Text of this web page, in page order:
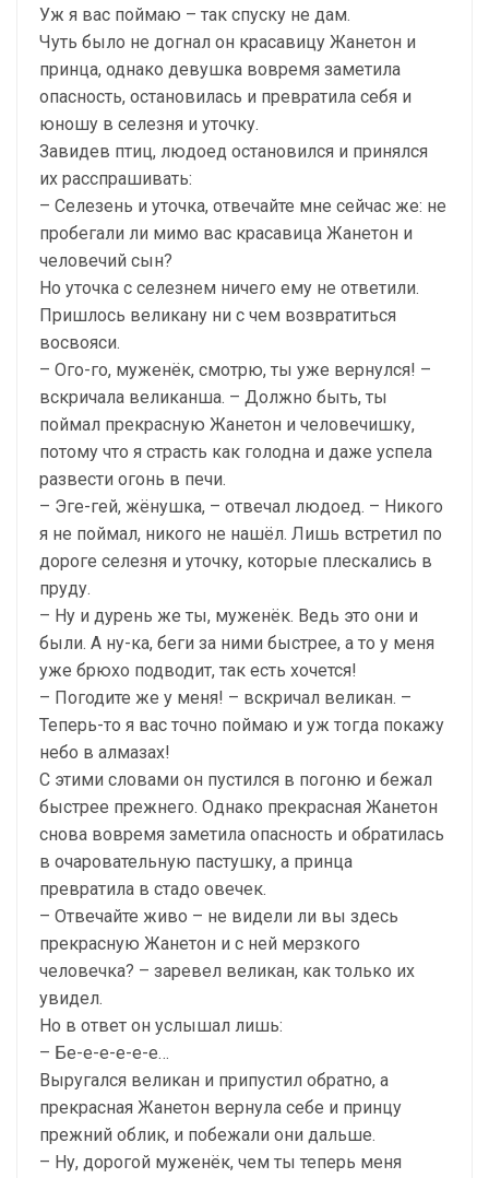
Уж я вас поймаю – так спуску не дам.
Чуть было не догнал он красавицу Жанетон и
принца, однако девушка вовремя заметила
опасность, остановилась и превратила себя и
юношу в селезня и уточку.
Завидев птиц, людоед остановился и принялся
их расспрашивать:
– Селезень и уточка, отвечайте мне сейчас же: не
пробегали ли мимо вас красавица Жанетон и
человечий сын?
Но уточка с селезнем ничего ему не ответили.
Пришлось великану ни с чем возвратиться
восвояси.
– Ого-го, муженёк, смотрю, ты уже вернулся! –
вскричала великанша. – Должно быть, ты
поймал прекрасную Жанетон и человечишку,
потому что я страсть как голодна и даже успела
развести огонь в печи.
– Эге-гей, жёнушка, – отвечал людоед. – Никого
я не поймал, никого не нашёл. Лишь встретил по
дороге селезня и уточку, которые плескались в
пруду.
– Ну и дурень же ты, муженёк. Ведь это они и
были. А ну-ка, беги за ними быстрее, а то у меня
уже брюхо подводит, так есть хочется!
– Погодите же у меня! – вскричал великан. –
Теперь-то я вас точно поймаю и уж тогда покажу
небо в алмазах!
С этими словами он пустился в погоню и бежал
быстрее прежнего. Однако прекрасная Жанетон
снова вовремя заметила опасность и обратилась
в очаровательную пастушку, а принца
превратила в стадо овечек.
– Отвечайте живо – не видели ли вы здесь
прекрасную Жанетон и с ней мерзкого
человечка? – заревел великан, как только их
увидел.
Но в ответ он услышал лишь:
– Бе-е-е-е-е-е…
Выругался великан и припустил обратно, а
прекрасная Жанетон вернула себе и принцу
прежний облик, и побежали они дальше.
– Ну, дорогой муженёк, чем ты теперь меня